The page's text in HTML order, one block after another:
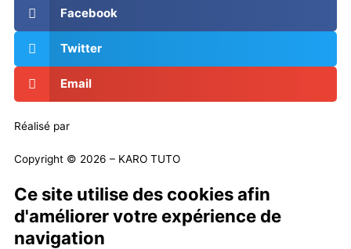
Facebook
Twitter
Email
Réalisé par
Copyright © 2026 – KARO TUTO
Ce site utilise des cookies afin
d'améliorer votre expérience de
navigation